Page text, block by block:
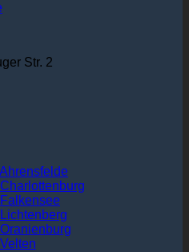
Str. 2